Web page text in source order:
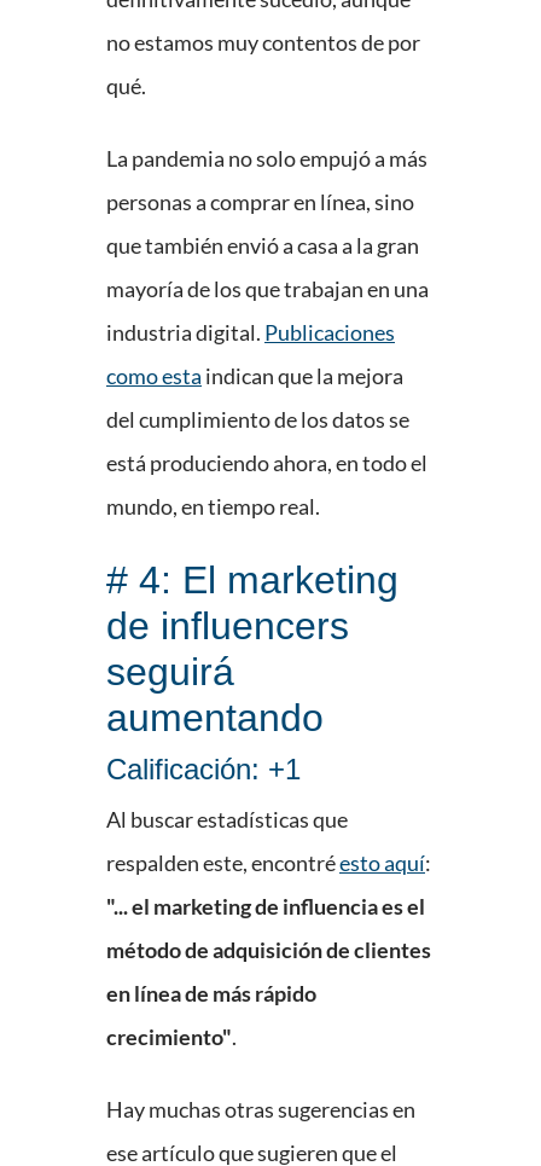
no estamos muy contentos de por
qué.
La pandemia no solo empujó a más
personas a comprar en línea, sino
que también envió a casa a la gran
mayoría de los que trabajan en una
industria digital. Publicaciones
como esta indican que la mejora
del cumplimiento de los datos se
está produciendo ahora, en todo el
mundo, en tiempo real.
# 4: El marketing
de influencers
seguirá
aumentando
Calificación: +1
Al buscar estadísticas que
respalden este, encontréesto aquí:
"... el marketing de influencia es el
método de adquisición de clientes
en línea de más rápido
crecimiento".
Hay muchas otras sugerencias en
ese artículo que sugieren que el